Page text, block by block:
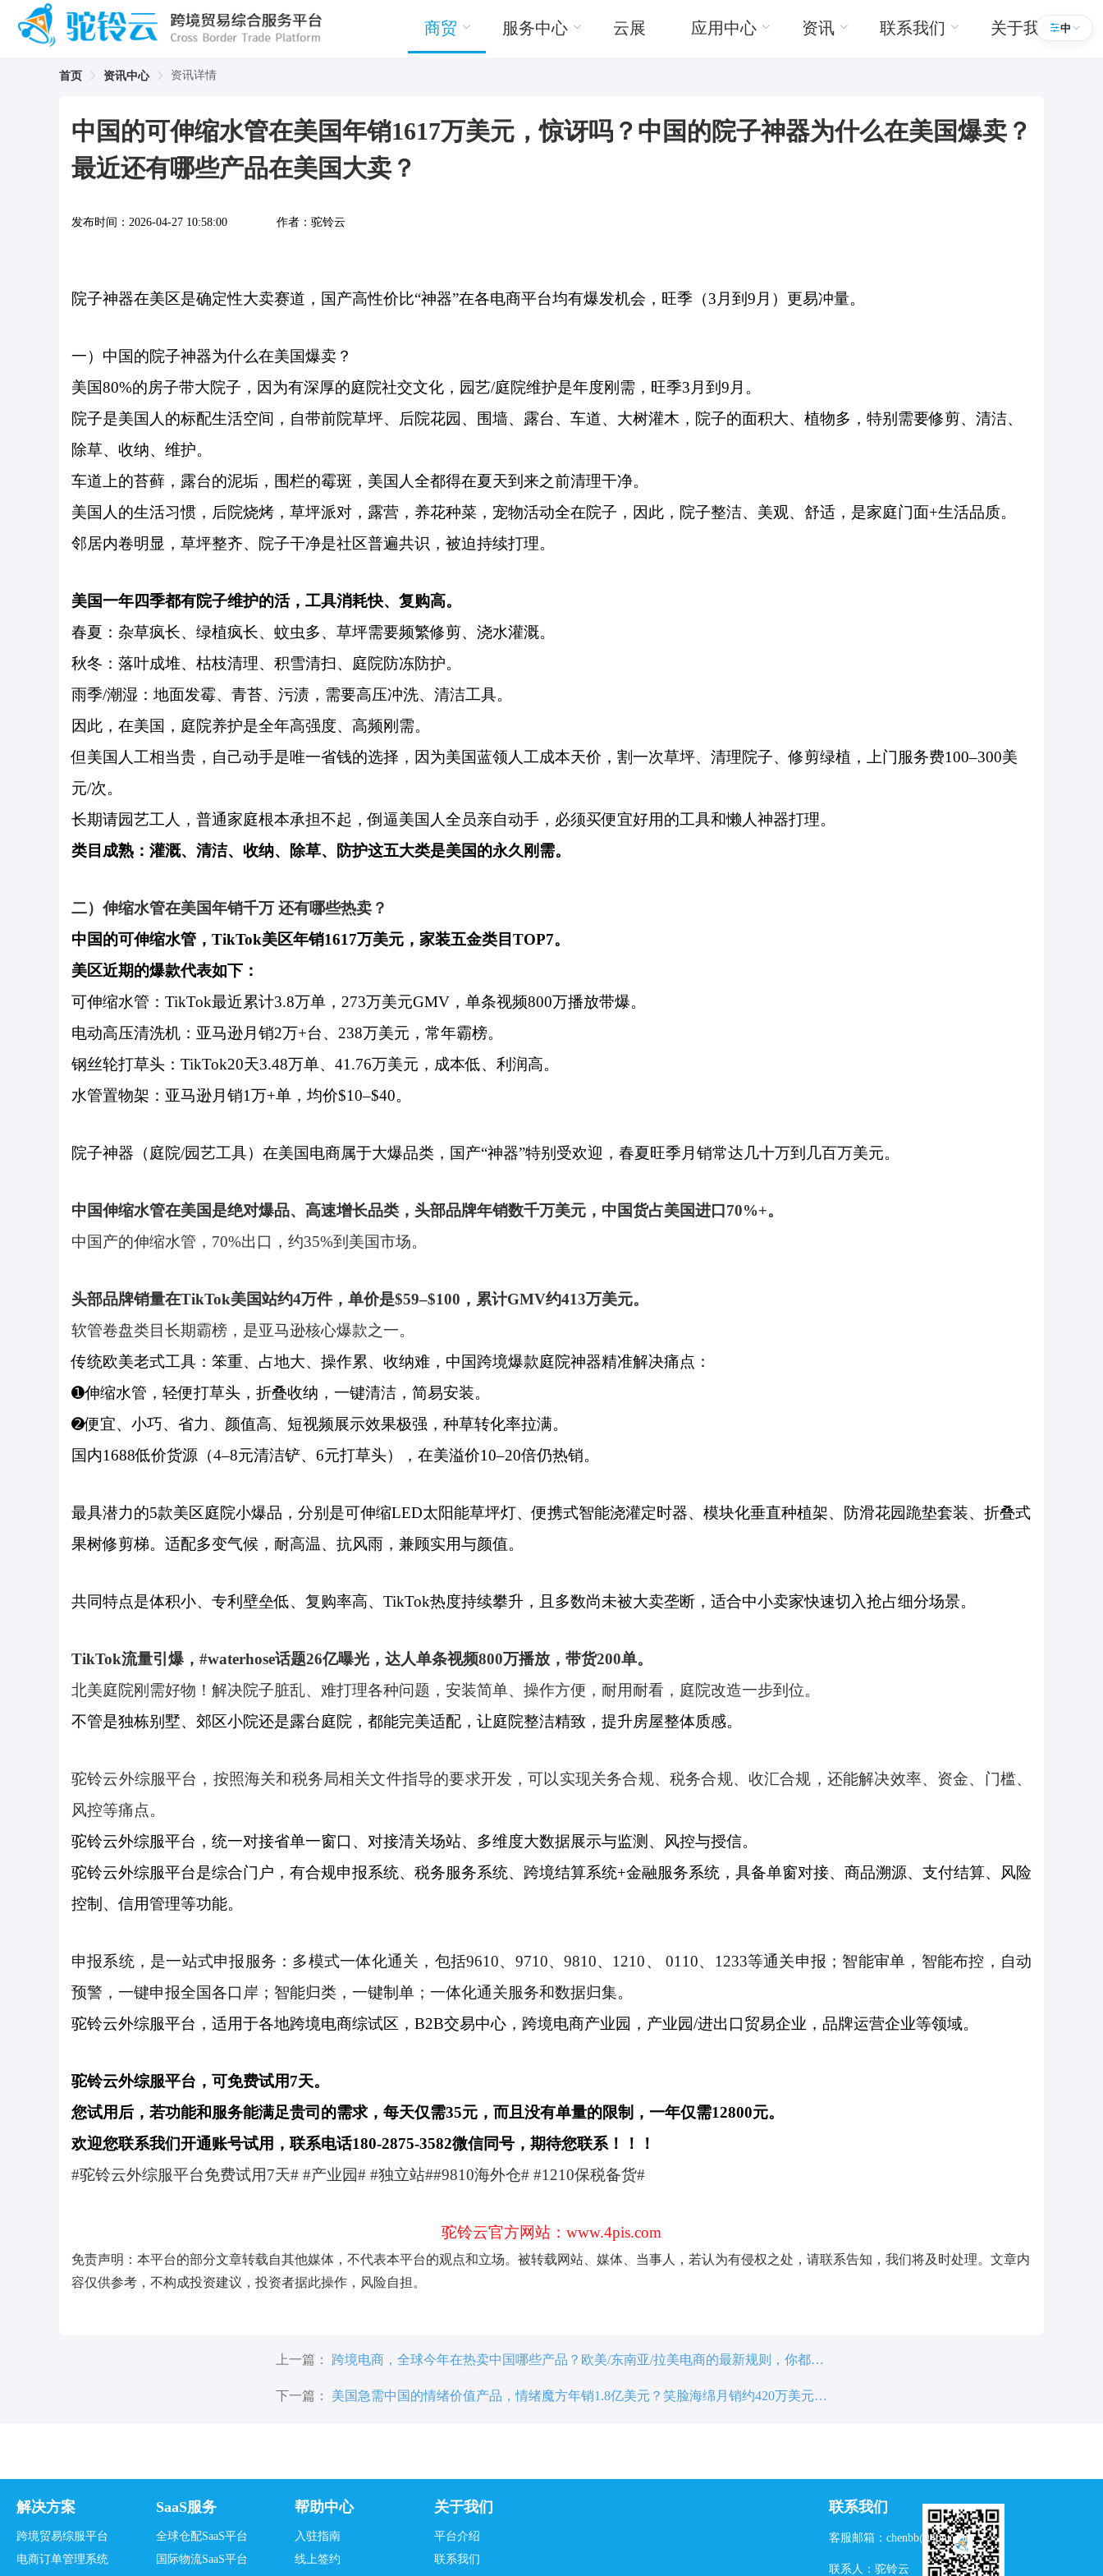
中
商贸 服务中心 云展 应用中心 资讯 联系我们 关于我们
首页 资讯中心 资讯详情
中国的可伸缩水管在美国年销1617万美元，惊讶吗？中国的院子神器为什么在美国爆卖？
最近还有哪些产品在美国大卖？
发布时间： 2026-04-27 10:58:00 作者： 驼铃云
院子神器在美区是确定性大卖赛道，国产高性价比“神器”在各电商平台均有爆发机会，旺季（3月到9月）更易冲量。
一）中国的院子神器为什么在美国爆卖？
美国80%的房子带大院子，因为有深厚的庭院社交文化，园艺/庭院维护是年度刚需，旺季3月到9月。
院子是美国人的标配生活空间，自带前院草坪、后院花园、围墙、露台、车道、大树灌木，院子的面积大、植物多，特别需要修剪、清洁、
除草、收纳、维护。
车道上的苔藓，露台的泥垢，围栏的霉斑，美国人全都得在夏天到来之前清理干净。
美国人的生活习惯，后院烧烤，草坪派对，露营，养花种菜，宠物活动全在院子，因此，院子整洁、美观、舒适，是家庭门面+生活品质。
邻居内卷明显，草坪整齐、院子干净是社区普遍共识，被迫持续打理。
美国一年四季都有院子维护的活，工具消耗快、复购高。
春夏：杂草疯长、绿植疯长、蚊虫多、草坪需要频繁修剪、浇水灌溉。
秋冬：落叶成堆、枯枝清理、积雪清扫、庭院防冻防护。
雨季/潮湿：地面发霉、青苔、污渍，需要高压冲洗、清洁工具。
因此，在美国，庭院养护是全年高强度、高频刚需。
但美国人工相当贵，自己动手是唯一省钱的选择，因为美国蓝领人工成本天价，割一次草坪、清理院子、修剪绿植，上门服务费100–300美
元/次。
长期请园艺工人，普通家庭根本承担不起，倒逼美国人全员亲自动手，必须买便宜好用的工具和懒人神器打理。
类目成熟：灌溉、清洁、收纳、除草、防护这五大类是美国的永久刚需。
二）伸缩水管在美国年销千万 还有哪些热卖？
中国的可伸缩水管，TikTok美区年销1617万美元，家装五金类目TOP7。
美区近期的爆款代表如下：
可伸缩水管：TikTok最近累计3.8万单，273万美元GMV，单条视频800万播放带爆。
电动高压清洗机：亚马逊月销2万+台、238万美元，常年霸榜。
钢丝轮打草头：TikTok20天3.48万单、41.76万美元，成本低、利润高。
水管置物架：亚马逊月销1万+单，均价$10–$40。
院子神器（庭院/园艺工具）在美国电商属于大爆品类，国产“神器”特别受欢迎，春夏旺季月销常达几十万到几百万美元。
中国伸缩水管在美国是绝对爆品、高速增长品类，头部品牌年销数千万美元，中国货占美国进口70%+。
中国产的伸缩水管，70%出口，约35%到美国市场。
头部品牌销量在TikTok美国站约4万件，单价是$59–$100，累计GMV约413万美元。
软管卷盘类目长期霸榜，是亚马逊核心爆款之一。
传统欧美老式工具：笨重、占地大、操作累、收纳难，中国跨境爆款庭院神器精准解决痛点：
➊伸缩水管，轻便打草头，折叠收纳，一键清洁，简易安装。
➋便宜、小巧、省力、颜值高、短视频展示效果极强，种草转化率拉满。
国内1688低价货源（4–8元清洁铲、6元打草头），在美溢价10–20倍仍热销。
最具潜力的5款美区庭院小爆品，分别是可伸缩LED太阳能草坪灯、便携式智能浇灌定时器、模块化垂直种植架、防滑花园跪垫套装、折叠式
果树修剪梯。适配多变气候，耐高温、抗风雨，兼顾实用与颜值。
共同特点是体积小、专利壁垒低、复购率高、TikTok热度持续攀升，且多数尚未被大卖垄断，适合中小卖家快速切入抢占细分场景。
TikTok流量引爆，#waterhose话题26亿曝光，达人单条视频800万播放，带货200单。
北美庭院刚需好物！解决院子脏乱、难打理各种问题，安装简单、操作方便，耐用耐看，庭院改造一步到位。
不管是独栋别墅、郊区小院还是露台庭院，都能完美适配，让庭院整洁精致，提升房屋整体质感。
驼铃云外综服平台，按照海关和税务局相关文件指导的要求开发，可以实现关务合规、税务合规、收汇合规，还能解决效率、资金、门槛、
风控等痛点。
驼铃云外综服平台，统一对接省单一窗口、对接清关场站、多维度大数据展示与监测、风控与授信。
驼铃云外综服平台是综合门户，有合规申报系统、税务服务系统、跨境结算系统+金融服务系统，具备单窗对接、商品溯源、支付结算、风险
控制、信用管理等功能。
申报系统，是一站式申报服务：多模式一体化通关，包括9610、9710、9810、1210、 0110、1233等通关申报；智能审单，智能布控，自动
预警，一键申报全国各口岸；智能归类，一键制单；一体化通关服务和数据归集。
驼铃云外综服平台，适用于各地跨境电商综试区，B2B交易中心，跨境电商产业园，产业园/进出口贸易企业，品牌运营企业等领域。
驼铃云外综服平台，可免费试用7天。
您试用后，若功能和服务能满足贵司的需求，每天仅需35元，而且没有单量的限制，一年仅需12800元。
欢迎您联系我们开通账号试用，联系电话180-2875-3582微信同号，期待您联系！！！
#驼铃云外综服平台免费试用7天# #产业园# #独立站##9810海外仓# #1210保税备货#
驼铃云官方网站：www.4pis.com
免责声明：本平台的部分文章转载自其他媒体，不代表本平台的观点和立场。被转载网站、媒体、当事人，若认为有侵权之处，请联系告知，我们将及时处理。文章内
容仅供参考，不构成投资建议，投资者据此操作，风险自担。
上一篇：
跨境电商，全球今年在热卖中国哪些产品？欧美/东南亚/拉美电商的最新规则，你都知
下一篇：
美国急需中国的情绪价值产品，情绪魔方年销1.8亿美元？笑脸海绵月销约420万美元？
解决方案
跨境贸易综服平台
电商订单管理系统
SaaS服务
全球仓配SaaS平台
国际物流SaaS平台
帮助中心
入驻指南
线上签约
关于我们
平台介绍
联系我们
联系我们
客服邮箱： chenbb@4pnt.com
联系人： 驼铃云